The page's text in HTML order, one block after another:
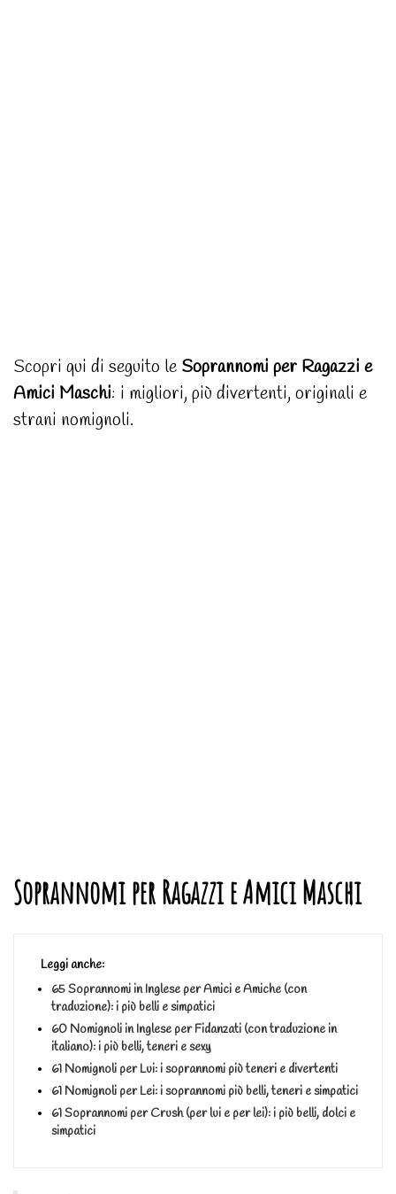
Scopri qui di seguito le Soprannomi per Ragazzi e
Amici Maschi: i migliori, più divertenti, originali e
strani nomignoli.
Soprannomi per Ragazzi e Amici Maschi
Leggi anche:
65 Soprannomi in Inglese per Amici e Amiche (con
traduzione): i più belli e simpatici
60 Nomignoli in Inglese per Fidanzati (con traduzione in
italiano): i più belli, teneri e sexy
61 Nomignoli per Lui: i soprannomi più teneri e divertenti
61 Nomignoli per Lei: i soprannomi più belli, teneri e simpatici
61 Soprannomi per Crush (per lui e per lei): i più belli, dolci e
simpatici